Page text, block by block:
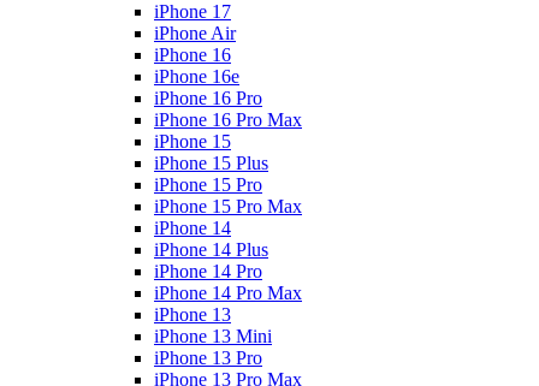
iPhone 17
iPhone Air
iPhone 16
iPhone 16e
iPhone 16 Pro
iPhone 16 Pro Max
iPhone 15
iPhone 15 Plus
iPhone 15 Pro
iPhone 15 Pro Max
iPhone 14
iPhone 14 Plus
iPhone 14 Pro
iPhone 14 Pro Max
iPhone 13
iPhone 13 Mini
iPhone 13 Pro
iPhone 13 Pro Max